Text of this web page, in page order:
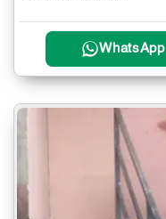
WhatsApp